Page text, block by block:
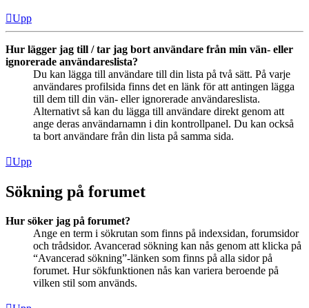
Upp
Hur lägger jag till / tar jag bort användare från min vän- eller
ignorerade användareslista?
Du kan lägga till användare till din lista på två sätt. På varje
användares profilsida finns det en länk för att antingen lägga
till dem till din vän- eller ignorerade användareslista.
Alternativt så kan du lägga till användare direkt genom att
ange deras användarnamn i din kontrollpanel. Du kan också
ta bort användare från din lista på samma sida.
Upp
Sökning på forumet
Hur söker jag på forumet?
Ange en term i sökrutan som finns på indexsidan, forumsidor
och trådsidor. Avancerad sökning kan nås genom att klicka på
“Avancerad sökning”-länken som finns på alla sidor på
forumet. Hur sökfunktionen nås kan variera beroende på
vilken stil som används.